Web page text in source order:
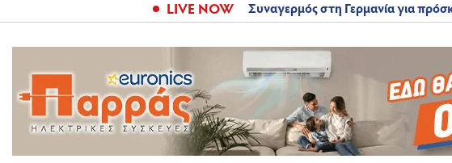
LIVE NOW Συναγερμός στη Γερμανία για